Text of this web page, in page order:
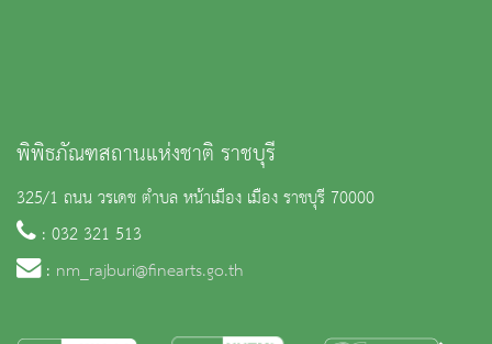
พิพิธภัณฑสถานแห่งชาติ ราชบุรี
325/1 ถนน วรเดช ตำบล หน้าเมือง เมือง ราชบุรี 70000
: 032 321 513
: nm_rajburi@finearts.go.th